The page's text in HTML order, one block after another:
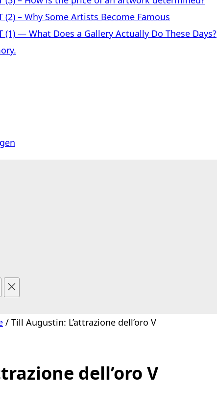
(2) – Why Some Artists Become Famous
(1) — What Does a Gallery Actually Do These Days?
/ Till Augustin: L’attrazione dell’oro V
dell’oro V